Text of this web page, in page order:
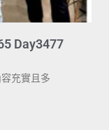
Day3477
充實且多